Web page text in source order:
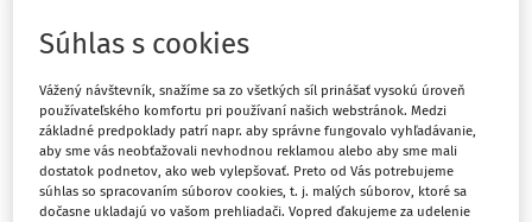
Tento dokument je len pre
predplatiteľov Ropo a obce VIP.
Súhlas s cookies
Vážený návštevník, snažíme sa zo všetkých síl prinášať vysokú úroveň
používateľského komfortu pri používaní našich webstránok. Medzi
základné predpoklady patrí napr. aby správne fungovalo vyhľadávanie,
aby sme vás neobťažovali nevhodnou reklamou alebo aby sme mali
dostatok podnetov, ako web vylepšovať. Preto od Vás potrebujeme
súhlas so spracovaním súborov cookies, t. j. malých súborov, ktoré sa
dočasne ukladajú vo vašom prehliadači. Vopred ďakujeme za udelenie